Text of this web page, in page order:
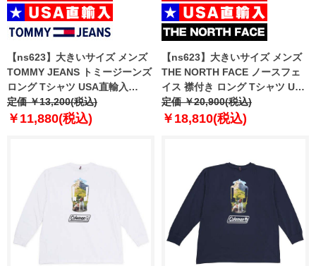
【ns623】大きいサイズ メンズ
TOMMY JEANS トミージーンズ
ロング Tシャツ USA直輸入
dm0dm21591
定価 ￥13,200(税込)
￥11,880(税込)
【ns623】大きいサイズ メンズ
THE NORTH FACE ノースフェ
イス 襟付き ロング Tシャツ USA
直輸入 nt7tr04j
定価 ￥20,900(税込)
￥18,810(税込)